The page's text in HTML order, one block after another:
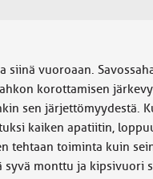
siinä vuoroaan.
korottamisen
sen järjettömyydestä.
kaiken apatiitin,
tehtaan toiminta kuin
syvä monttu ja kipsivuori